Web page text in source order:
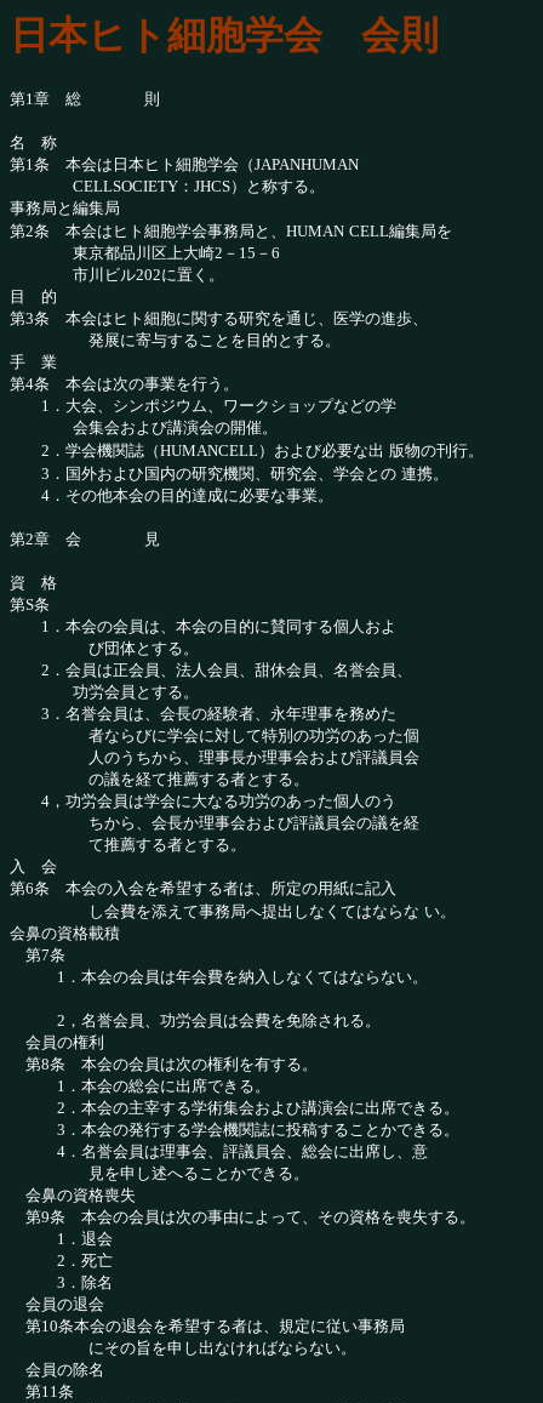
日本ヒト細胞学会 会則
第1章 総 則
名 称
第1条 本会は日本ヒト細胞学会（JAPANHUMAN
CELLSOCIETY：JHCS）と称する。
事務局と編集局
第2条 本会はヒト細胞学会事務局と、HUMAN CELL編集局を
東京都品川区上大崎2－15－6
市川ビル202に置く。
目 的
第3条 本会はヒト細胞に関する研究を通じ、医学の進歩、
発展に寄与することを目的とする。
手 業
第4条 本会は次の事業を行う。
1．大会、シンポジウム、ワークショップなどの学
会集会および講演会の開催。
2．学会機関誌（HUMANCELL）および必要な出 版物の刊行。
3．国外およひ国内の研究機関、研究会、学会との 連携。
4．その他本会の目的達成に必要な事業。
第2章 会 見
資 格
第S条
1．本会の会員は、本会の目的に賛同する個人およ
び団体とする。
2．会員は正会員、法人会員、甜休会員、名誉会員、
功労会員とする。
3．名誉会員は、会長の経験者、永年理事を務めた
者ならびに学会に対して特別の功労のあった個
人のうちから、理事長か理事会および評議員会
の議を経て推薦する者とする。
4，功労会員は学会に大なる功労のあった個人のう
ちから、会長か理事会および評議員会の議を経
て推薦する者とする。
入 会
第6条 本会の入会を希望する者は、所定の用紙に記入
し会費を添えて事務局へ提出しなくてはならな い。
会鼻の資格載積
第7条
1．本会の会員は年会費を納入しなくてはならない。
2，名誉会員、功労会員は会費を免除される。
会員の権利
第8条 本会の会員は次の権利を有する。
1．本会の総会に出席できる。
2．本会の主宰する学術集会およひ講演会に出席できる。
3．本会の発行する学会機関誌に投稿することかできる。
4．名誉会員は理事会、評議員会、総会に出席し、意
見を申し述へることかできる。
会鼻の資格喪失
第9条 本会の会員は次の事由によって、その資格を喪失する。
1．退会
2．死亡
3．除名
会員の退会
第10条本会の退会を希望する者は、規定に従い事務局
にその旨を申し出なければならない。
会員の除名
第11条